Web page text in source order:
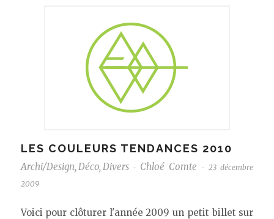
LES COULEURS TENDANCES 2010
Archi/Design, Déco, Divers - Chloé Comte -
23 décembre
2009
Voici pour clôturer l'année 2009 un petit billet sur